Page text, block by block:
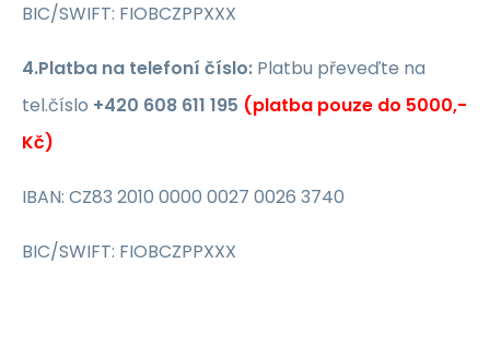
BIC/SWIFT: FIOBCZPPXXX
4.Platba na telefoní číslo: Platbu převeďte na
tel.číslo +420 608 611 195 (platba pouze do 5000,-
Kč)
IBAN: CZ83 2010 0000 0027 0026 3740
BIC/SWIFT: FIOBCZPPXXX